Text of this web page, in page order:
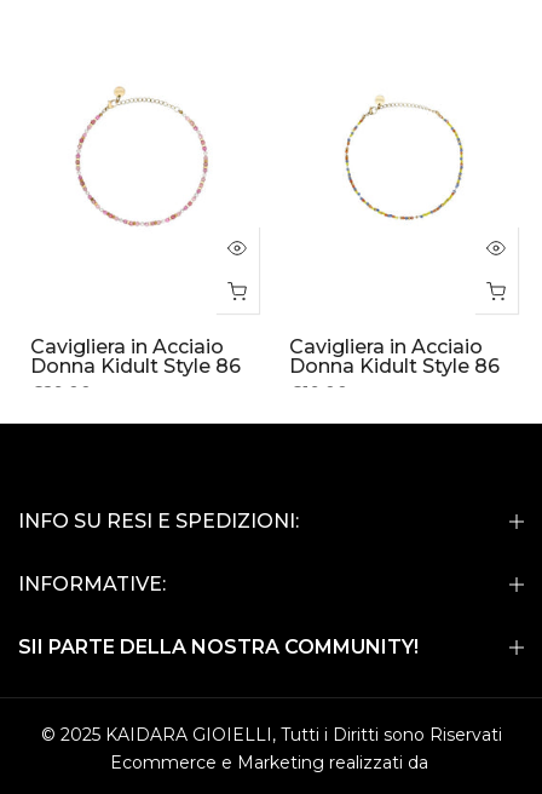
Cavigliera in Acciaio
Donna Kidult Style 86
€29.00
Cavigliera in Acciaio
Donna Kidult Style 86
€19.00
INFO SU RESI E SPEDIZIONI:
INFORMATIVE:
SII PARTE DELLA NOSTRA COMMUNITY!
© 2025 KAIDARA GIOIELLI, Tutti i Diritti sono Riservati
Ecommerce e Marketing realizzati da